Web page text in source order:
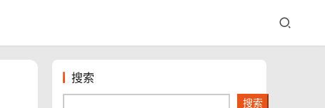
搜索
搜索